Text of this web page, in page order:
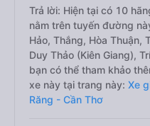
Trả lời: Hiện tại có 10
nằm trên tuyến đường
Hảo, Thắng, Hòa Thuận,
Duy Thảo (Kiên Giang),
bạn có thể tham khảo
xe này tại trang này: Xe
Răng - Cần Thơ